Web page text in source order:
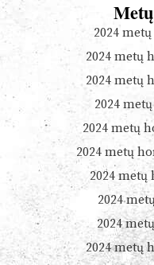
2024
2024 metų
2024 metų
2024
2024 metų
2024 metų
2024 metų
2024
2024
2024 metų